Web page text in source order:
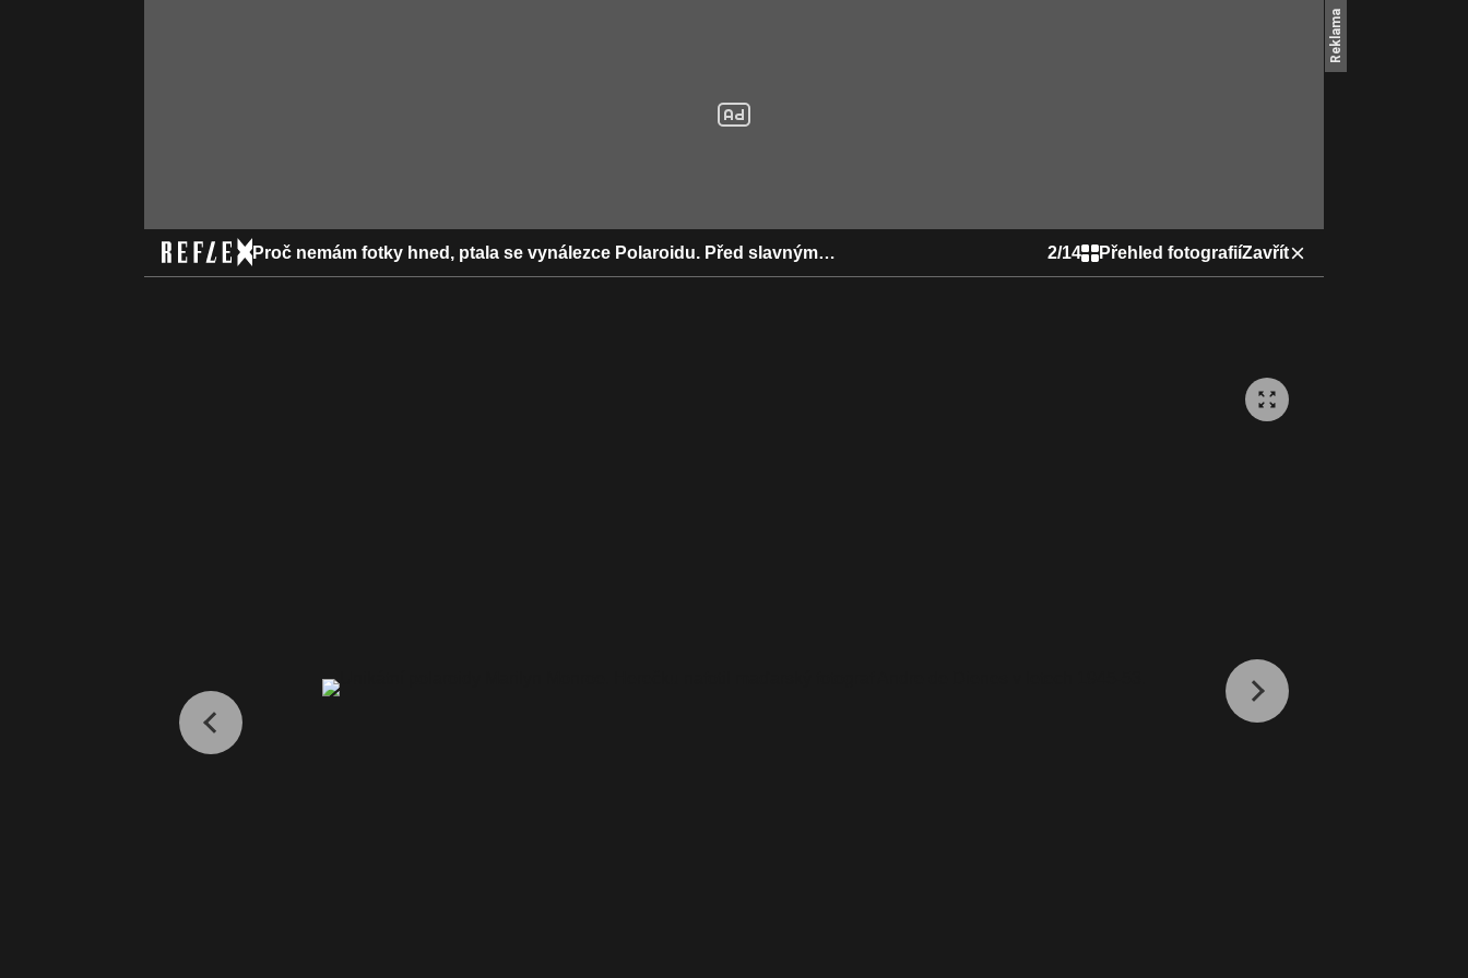
Proč nemám fotky hned, ptala se vynálezce Polaroidu. Před slavným… 2/14 Přehled fotografiíZavřít